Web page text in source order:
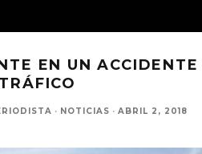
EN UN ACCIDENTE
· NOTICIAS · ABRIL 2, 2018